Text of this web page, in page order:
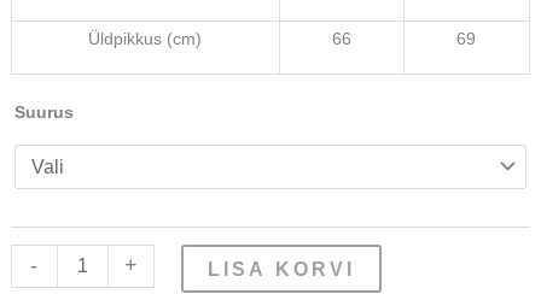
Üldpikkus (cm) 66 69
Suurus
- + LISA KORVI